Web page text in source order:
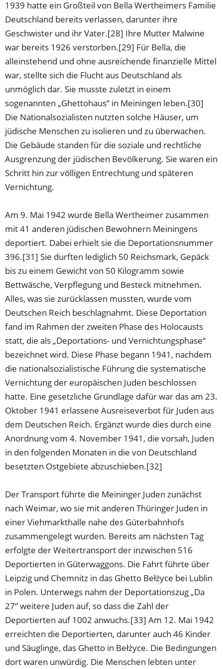
1939 hatte ein Großteil von Bella Wertheimers Familie
Deutschland bereits verlassen, darunter ihre
Geschwister und ihr Vater.[28] Ihre Mutter Malwine
war bereits 1926 verstorben.[29] Für Bella, die
alleinstehend und ohne ausreichende finanzielle Mittel
war, stellte sich die Flucht aus Deutschland als
unmöglich dar. Sie musste zuletzt in einem
sogenannten „Ghettohaus“ in Meiningen leben.[30]
Die Nationalsozialisten nutzten solche Häuser, um
jüdische Menschen zu isolieren und zu überwachen.
Die Gebäude standen für die soziale und rechtliche
Ausgrenzung der jüdischen Bevölkerung. Sie waren ein
Schritt hin zur völligen Entrechtung und späteren
Vernichtung.
Am 9. Mai 1942 wurde Bella Wertheimer zusammen
mit 41 anderen jüdischen Bewohnern Meiningens
deportiert. Dabei erhielt sie die Deportationsnummer
396.[31] Sie durften lediglich 50 Reichsmark, Gepäck
bis zu einem Gewicht von 50 Kilogramm sowie
Bettwäsche, Verpflegung und Besteck mitnehmen.
Alles, was sie zurücklassen mussten, wurde vom
Deutschen Reich beschlagnahmt. Diese Deportation
fand im Rahmen der zweiten Phase des Holocausts
statt, die als „Deportations- und Vernichtungsphase“
bezeichnet wird. Diese Phase begann 1941, nachdem
die nationalsozialistische Führung die systematische
Vernichtung der europäischen Juden beschlossen
hatte. Eine gesetzliche Grundlage dafür war das am 23.
Oktober 1941 erlassene Ausreiseverbot für Juden aus
dem Deutschen Reich. Ergänzt wurde dies durch eine
Anordnung vom 4. November 1941, die vorsah, Juden
in den folgenden Monaten in die von Deutschland
besetzten Ostgebiete abzuschieben.[32]
Der Transport führte die Meininger Juden zunächst
nach Weimar, wo sie mit anderen Thüringer Juden in
einer Viehmarkthalle nahe des Güterbahnhofs
zusammengelegt wurden. Bereits am nächsten Tag
erfolgte der Weitertransport der inzwischen 516
Deportierten in Güterwaggons. Die Fahrt führte über
Leipzig und Chemnitz in das Ghetto Bełżyce bei Lublin
in Polen. Unterwegs nahm der Deportationszug „Da
27“ weitere Juden auf, so dass die Zahl der
Deportierten auf 1002 anwuchs.[33] Am 12. Mai 1942
erreichten die Deportierten, darunter auch 46 Kinder
und Säuglinge, das Ghetto in Bełżyce. Die Bedingungen
dort waren unwürdig. Die Menschen lebten unter